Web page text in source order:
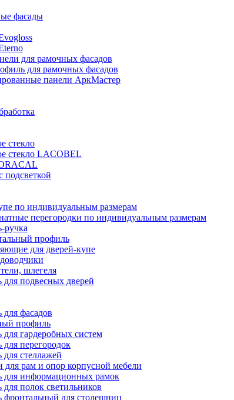
фасады
для рамочных фасадов
для рамочных фасадов
панели АркМастер
стекло
стекло LACOBEL
подсветкой
по индивидуальным размерам
перегородки по индивидуальным размерам
ручка
профиль
для дверей-купе
шлегеля
подвесных дверей
фасадов
профиль
гардеробных систем
перегородок
стеллажей
рам и опор корпусной мебели
для информационных рамок
полок светильников
фронтальный для столешниц